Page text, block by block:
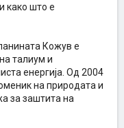
како што е
Кожув е
талиум и
енергија. Од 2004
на природата и
за заштита на